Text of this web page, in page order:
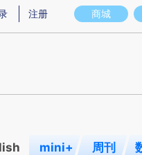
图存在偏差。不代表财新观点和
商城
注册
mini+ 周刊